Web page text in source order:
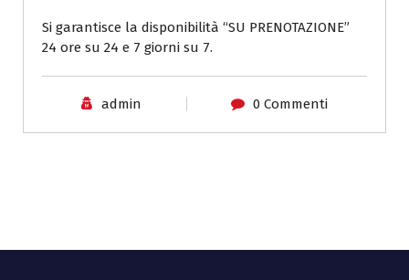
Si garantisce la disponibilità “SU PRENOTAZIONE”
24 ore su 24 e 7 giorni su 7.
admin 0 Commenti